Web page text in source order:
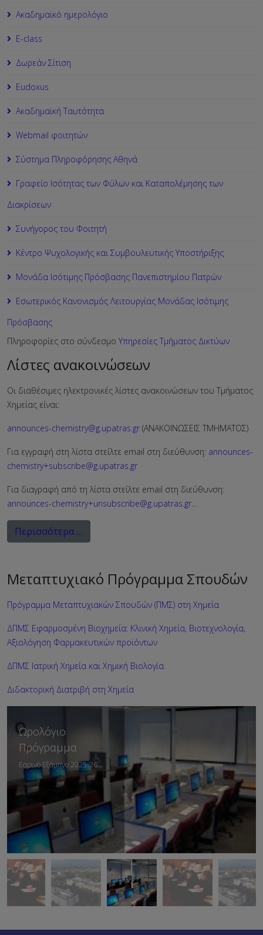
Ακαδημαϊκό ημερολόγιο
Ε-class
Δωρεάν Σίτιση
Εudoxus
Ακαδημαϊκή Ταυτότητα
Webmail φοιτητών
Σύστημα Πληροφόρησης Αθηνά
Γραφείο Ισότητας των Φύλων και Καταπολέμησης των
Διακρίσεων
Συνήγορος του Φοιτητή
Κέντρο Ψυχολογικής και Συμβουλευτικής Υποστήριξης
Μονάδα Ισότιμης Πρόσβασης Πανεπιστημίου Πατρών
Εσωτερικός Κανονισμός Λειτουργίας Μονάδας Ισότιμης
Πρόσβασης
Πληροφορίες στο σύνδεσμο Υπηρεσίες Τμήματος Δικτύων
Λίστες ανακοινώσεων
Οι διαθέσιμες ηλεκτρονικές λίστες ανακοινώσεων του Τμήματος
Χημείας είναι:
announces-chemistry@g.upatras.gr (ΑΝΑΚΟΙΝΩΣΕΙΣ ΤΜΗΜΑΤΟΣ)
Για εγγραφή στη λίστα στείλτε email στη διεύθυνση: announces-
chemistry+subscribe@g.upatras.gr
Για διαγραφή από τη λίστα στείλτε email στη διεύθυνση:
announces-chemistry+unsubscribe@g.upatras.gr...
Περισσότερα …
Μεταπτυχιακό Πρόγραμμα Σπουδών
Πρόγραμμα Μεταπτυχιακών Σπουδών (ΠΜΣ) στη Χημεία
ΔΠΜΣ Εφαρμοσμένη Βιοχημεία: Κλινική Χημεία, Βιοτεχνολογία,
Αξιολόγηση Φαρμακευτικών προϊόντων
ΔΠΜΣ Ιατρική Χημεία και Χημική Βιολογία
Διδακτορική Διατριβή στη Χημεία
Ωρολόγιο
Πρόγραμμα
Εαρινό Εξάμηνο 2025-26